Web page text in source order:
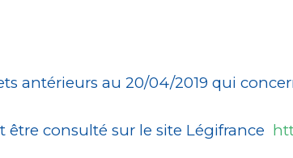
antérieurs au 20/04/2019 qui
être consulté sur le site Légifrance